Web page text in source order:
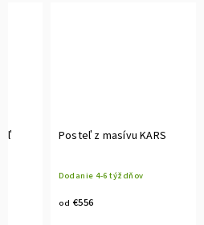
Posteľ z masívu KARS
Dodanie 4-6 týždňov
od €556